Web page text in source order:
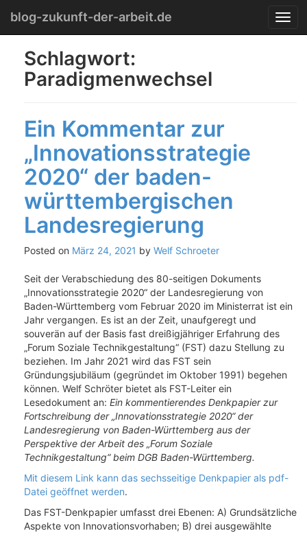
Menu
content
T
o
blog-zukunft-der-arbeit.de
Schlagwort:
Paradigmenwechsel
Ein Kommentar zur
„Innovationsstrategie
2020“ der baden-
württembergischen
Landesregierung
Posted on März 24, 2021 by Welf Schroeter
Seit der Verabschiedung des 80-seitigen Dokuments
„Innovationsstrategie 2020“ der Landesregierung von
Baden-Württemberg vom Februar 2020 im Ministerrat ist ein
Jahr vergangen. Es ist an der Zeit, unaufgeregt und
souverän auf der Basis fast dreißigjähriger Erfahrung des
„Forum Soziale Technikgestaltung“ (FST) dazu Stellung zu
beziehen. Im Jahr 2021 wird das FST sein
Gründungsjubiläum (gegründet im Oktober 1991) begehen
können. Welf Schröter bietet als FST-Leiter ein
Lesedokument an: Ein kommentierendes Denkpapier zur
Fortschreibung der „Innovationsstrategie 2020“ der
Landesregierung von Baden-Württemberg aus der
Perspektive der Arbeit des „Forum Soziale
Technikgestaltung“ beim DGB Baden-Württemberg.
Mit diesem Link kann das sechsseitige Denkpapier als pdf-
Datei geöffnet werden.
Das FST-Denkpapier umfasst drei Ebenen: A) Grundsätzliche
Aspekte von Innovationsvorhaben; B) drei ausgewählte